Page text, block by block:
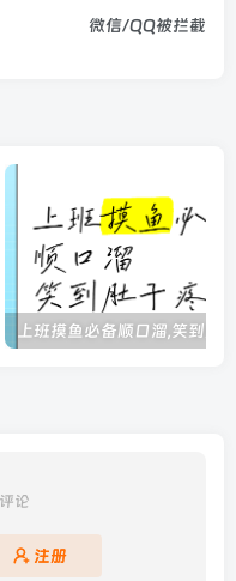
微信/QQ被拦截
论
注册